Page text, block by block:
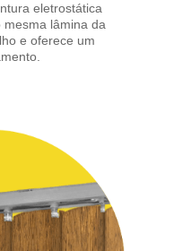
eletrostática
mesma lâmina da
e oferece um